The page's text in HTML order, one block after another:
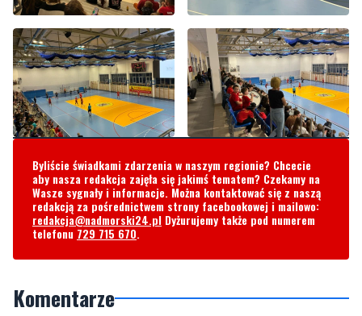
Byliście świadkami zdarzenia w naszym regionie? Chcecie
aby nasza redakcja zajęła się jakimś tematem? Czekamy na
Wasze sygnały i informacje. Można kontaktować się z naszą
redakcja@nadmorski24.plDyżurujemy także pod numerem
telefonu729 715 670.
Komentarze
Brawo Tytani